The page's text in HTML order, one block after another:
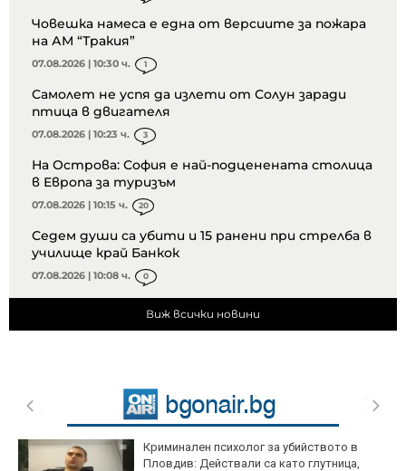
Човешка намеса е една от версиите за пожара
на АМ “Тракия”
07.08.2026 | 10:30 ч. 1
Самолет не успя да излети от Солун заради
птица в двигателя
07.08.2026 | 10:23 ч. 3
На Острова: София е най-подценената столица
в Европа за туризъм
07.08.2026 | 10:15 ч. 20
Седем души са убити и 15 ранени при стрелба в
училище край Банкок
07.08.2026 | 10:08 ч. 0
Виж всички новини
Криминален психолог за убийството в
Пловдив: Действали са като глутница,